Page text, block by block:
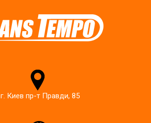
г. Киев пр-т Правди, 85